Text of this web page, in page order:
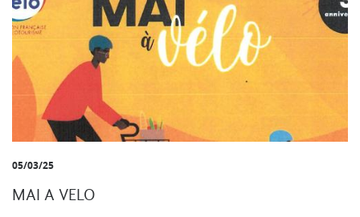
05/03/25
MAI A VELO